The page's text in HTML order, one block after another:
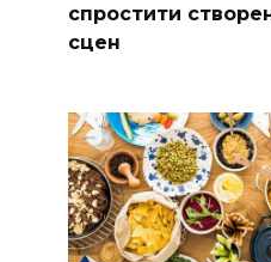
спростити
сцен